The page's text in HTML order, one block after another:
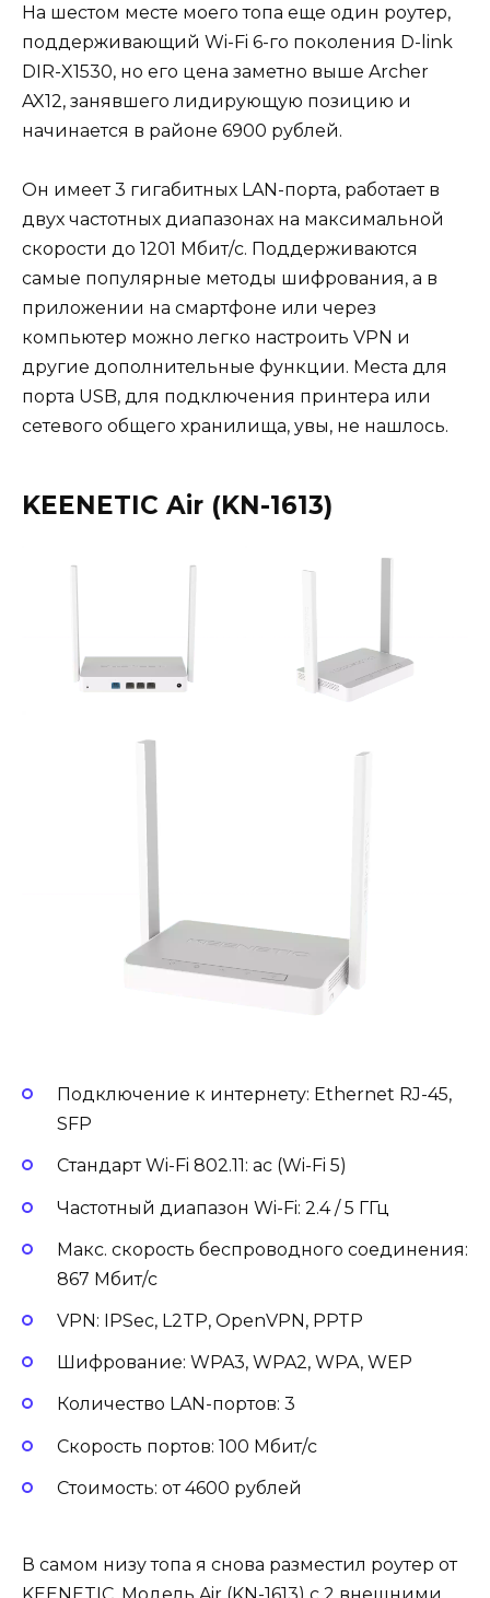
На шестом месте моего топа еще один роутер,
поддерживающий Wi-Fi 6-го поколения D-link
DIR-X1530, но его цена заметно выше Archer
AX12, занявшего лидирующую позицию и
начинается в районе 6900 рублей.
Он имеет 3 гигабитных LAN-порта, работает в
двух частотных диапазонах на максимальной
скорости до 1201 Мбит/с. Поддерживаются
самые популярные методы шифрования, а в
приложении на смартфоне или через
компьютер можно легко настроить VPN и
другие дополнительные функции. Места для
порта USB, для подключения принтера или
сетевого общего хранилища, увы, не нашлось.
KEENETIC Air (KN-1613)
Подключение к интернету: Ethernet RJ-45,
SFP
Стандарт Wi-Fi 802.11: ac (Wi-Fi 5)
Частотный диапазон Wi-Fi: 2.4 / 5 ГГц
Макс. скорость беспроводного соединения:
867 Мбит/с
VPN: IPSec, L2TP, OpenVPN, PPTP
Шифрование: WPA3, WPA2, WPA, WEP
Количество LAN-портов: 3
Скорость портов: 100 Мбит/с
Стоимость: от 4600 рублей
В самом низу топа я снова разместил роутер от